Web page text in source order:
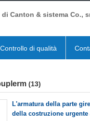
Canton & sistema Co.,
Controllo di qualità
(13)
L'armatura della parte
della costruzione